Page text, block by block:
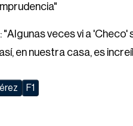
"Algunas veces vi a
en nuestra casa, es
F1